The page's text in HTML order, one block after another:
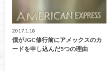
2017.1.18
僕がJGC修行前にアメックスのカ
ードを申し込んだ5つの理由